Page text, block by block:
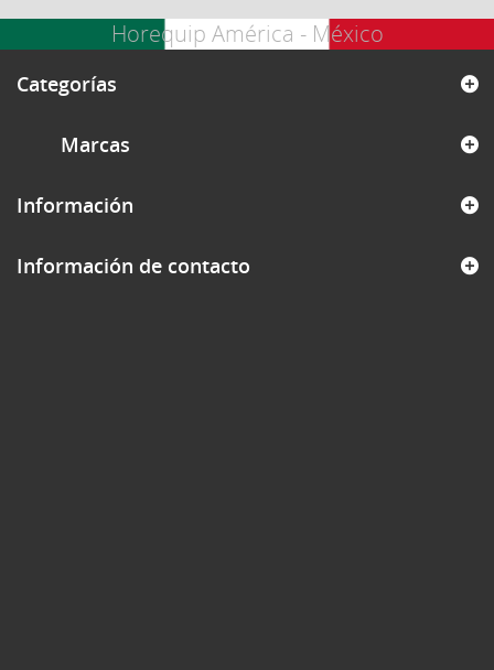
Horequip América - México
Categorías
Marcas
Información
Información de contacto